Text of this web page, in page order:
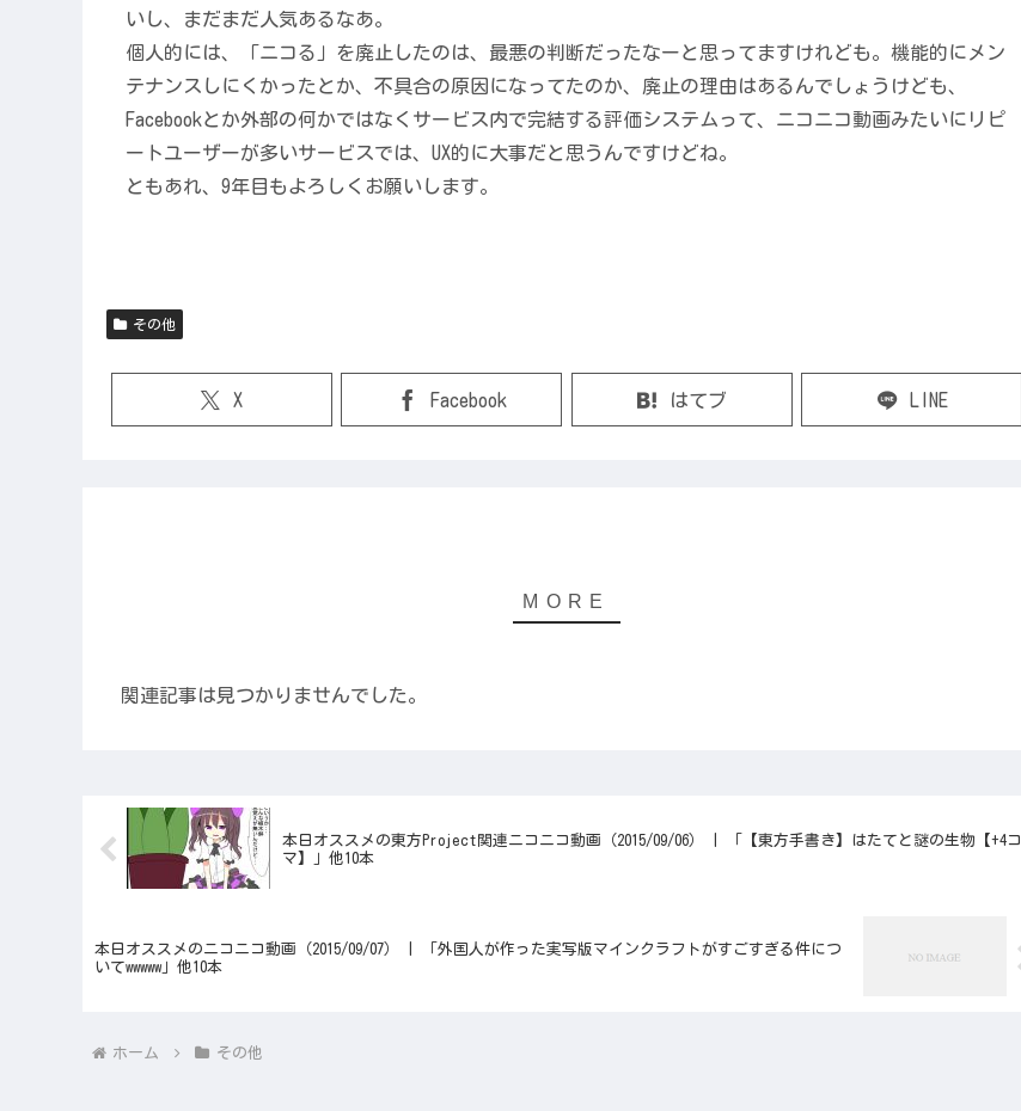
いし、まだまだ人気あるなあ。
個人的には、「ニコる」を廃止したのは、最悪の判断だったなーと思ってますけれども。機能的にメン
テナンスしにくかったとか、不具合の原因になってたのか、廃止の理由はあるんでしょうけども、
Facebookとか外部の何かではなくサービス内で完結する評価システムって、ニコニコ動画みたいにリピ
ートユーザーが多いサービスでは、UX的に大事だと思うんですけどね。
ともあれ、9年目もよろしくお願いします。
その他
X Facebook はてブ LINE
関連記事は見つかりませんでした。
本日オススメの東方Project関連ニコニコ動画（2015/09/06） | 「【東方手書き】はたてと謎の生物【+4コ
マ】」他10本
本日オススメのニコニコ動画（2015/09/07） | 「外国人が作った実写版マインクラフトがすごすぎる件につ
いてwwwww」他10本
ホーム その他